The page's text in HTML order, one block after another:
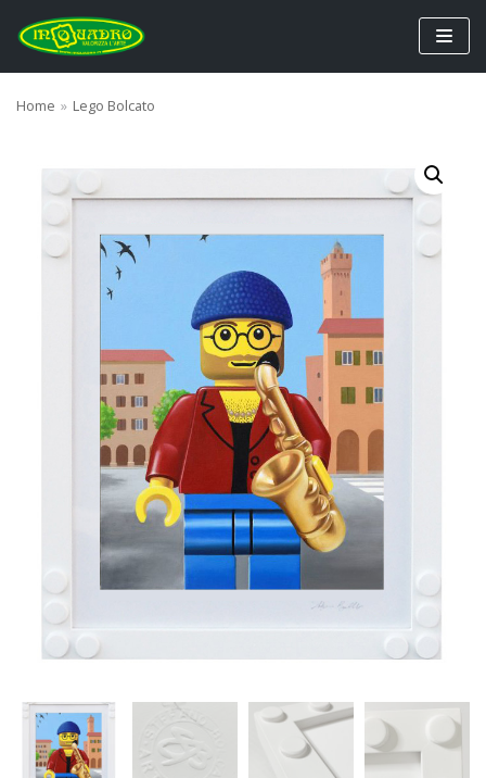
Vai
al
contenuto
Home » Lego Bolcato